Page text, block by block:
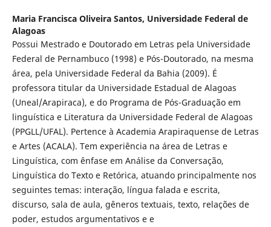
Maria Francisca Oliveira Santos, Universidade Federal de
Alagoas
Possui Mestrado e Doutorado em Letras pela Universidade
Federal de Pernambuco (1998) e Pós-Doutorado, na mesma
área, pela Universidade Federal da Bahia (2009). É
professora titular da Universidade Estadual de Alagoas
(Uneal/Arapiraca), e do Programa de Pós-Graduação em
linguística e Literatura da Universidade Federal de Alagoas
(PPGLL/UFAL). Pertence à Academia Arapiraquense de Letras
e Artes (ACALA). Tem experiência na área de Letras e
Linguística, com ênfase em Análise da Conversação,
Linguística do Texto e Retórica, atuando principalmente nos
seguintes temas: interação, língua falada e escrita,
discurso, sala de aula, gêneros textuais, texto, relações de
poder, estudos argumentativos e e